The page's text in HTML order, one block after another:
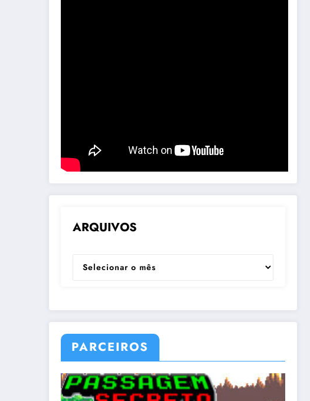
ARQUIVOS
ARQUIVOS
PARCEIROS